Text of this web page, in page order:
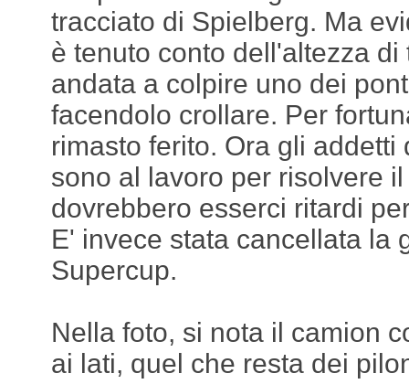
tracciato di Spielberg. Ma
è tenuto conto dell'altezza di
andata a colpire uno dei
facendolo crollare. Per
rimasto ferito. Ora gli
sono al lavoro per risolvere
dovrebbero esserci ritardi
E' invece stata cancellata la
Supercup.
Nella foto, si nota il camion
ai lati, quel che resta dei